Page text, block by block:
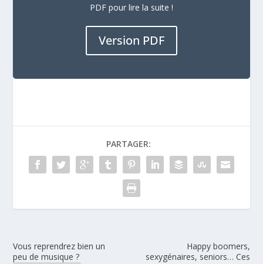
PDF pour lire la suite !
Version PDF
PARTAGER:
Vous reprendrez bien un
peu de musique ?
Happy boomers,
sexygénaires, seniors… Ces